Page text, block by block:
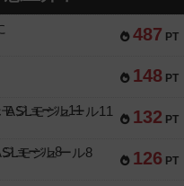
487 PT
148 PT
132 PT
ASLモジュール11
126 PT
モジュール8